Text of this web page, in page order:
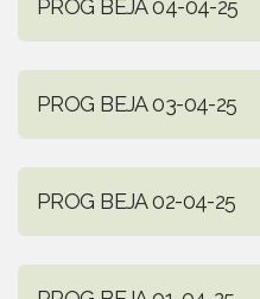
PROG BEJA 04-04-25
PROG BEJA 03-04-25
PROG BEJA 02-04-25